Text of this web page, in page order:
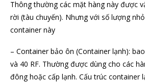
Thông thường các mặt hàng này được
rời (tàu chuyến). Nhưng với số lượng
container này
– Container bảo ôn (Container lạnh):
và 40 RF. Thường được dùng cho các
đông hoặc cấp lạnh. Cấu trúc container